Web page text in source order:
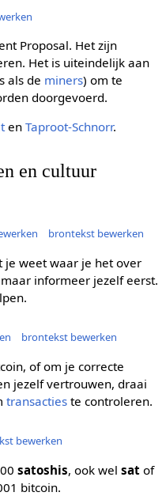
Proposal. Het zijn
Het is uiteindelijk aan
als de miners) om te
doorgevoerd.
en Taproot-Schnorr.
en cultuur
brontekst bewerken
je weet waar je het over
informeer jezelf eerst.
brontekst bewerken
of om je correcte
jezelf vertrouwen, draai
transactieste controleren.
bewerken
satoshis, ook wel satof
bitcoin.